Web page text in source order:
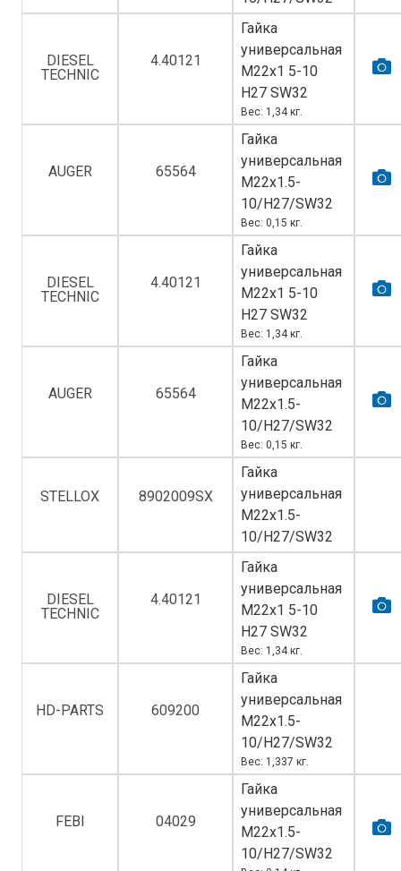
DIESEL
TECHNIC
4.40121
Гайка
универсальная
M22х1 5-10
H27 SW32
Вес: 1,34 кг.
AUGER 65564
Гайка
универсальная
M22х1.5-
10/H27/SW32
Вес: 0,15 кг.
DIESEL
TECHNIC
4.40121
Гайка
универсальная
M22х1 5-10
H27 SW32
Вес: 1,34 кг.
AUGER 65564
Гайка
универсальная
M22х1.5-
10/H27/SW32
Вес: 0,15 кг.
STELLOX 8902009SX
Гайка
универсальная
M22х1.5-
10/H27/SW32
DIESEL
TECHNIC
4.40121
Гайка
универсальная
M22х1 5-10
H27 SW32
Вес: 1,34 кг.
HD-PARTS 609200
Гайка
универсальная
M22х1.5-
10/H27/SW32
Вес: 1,337 кг.
FEBI 04029
Гайка
универсальная
M22х1.5-
10/H27/SW32